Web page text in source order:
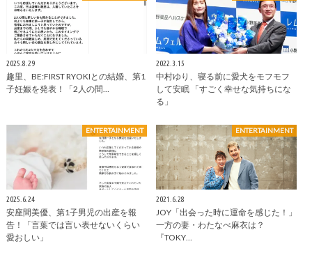
2025.8.29
趣里、BE:FIRST RYOKIとの結婚、第1
子妊娠を発表！「2人の間…
2022.3.15
中村ゆり、寝る前に愛犬をモフモフ
して安眠 「すごく幸せな気持ちにな
る」
ENTERTAINMENT
2025.6.24
安座間美優、第1子男児の出産を報
告！「言葉では言い表せないくらい
愛おしい」
ENTERTAINMENT
2021.6.28
JOY「出会った時に運命を感じた！」
一方の妻・わたなべ麻衣は？
『TOKY…